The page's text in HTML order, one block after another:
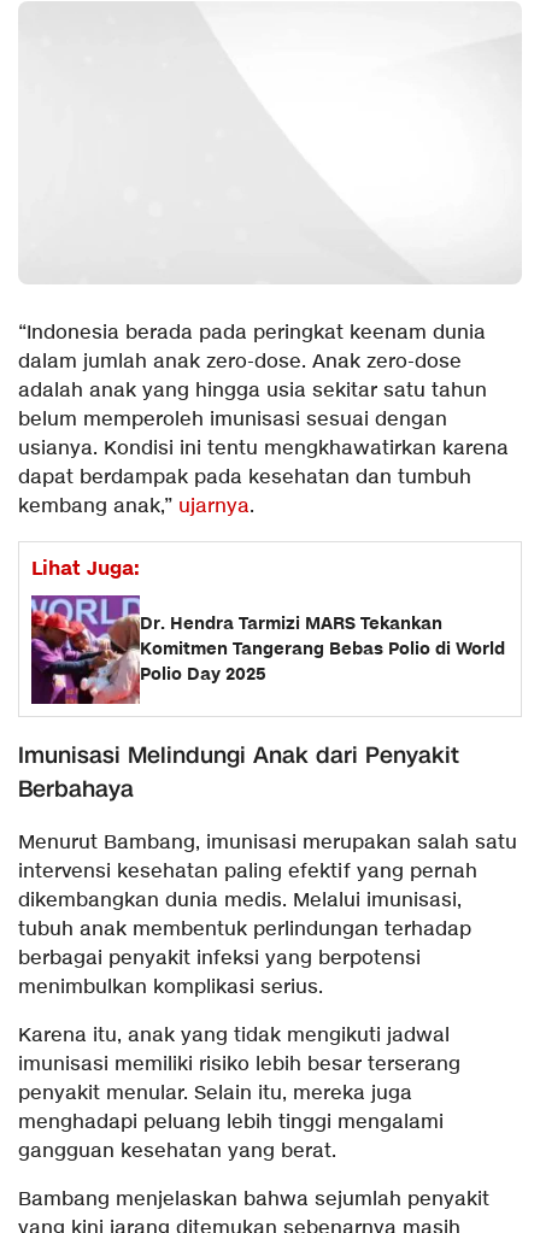
“Indonesia berada pada peringkat keenam dunia
dalam jumlah anak zero-dose. Anak zero-dose
adalah anak yang hingga usia sekitar satu tahun
belum memperoleh imunisasi sesuai dengan
usianya. Kondisi ini tentu mengkhawatirkan karena
dapat berdampak pada kesehatan dan tumbuh
kembang anak,” ujarnya.
Lihat Juga:
Dr. Hendra Tarmizi MARS Tekankan
Komitmen Tangerang Bebas Polio di World
Polio Day 2025
Imunisasi Melindungi Anak dari Penyakit
Berbahaya
Menurut Bambang, imunisasi merupakan salah satu
intervensi kesehatan paling efektif yang pernah
dikembangkan dunia medis. Melalui imunisasi,
tubuh anak membentuk perlindungan terhadap
berbagai penyakit infeksi yang berpotensi
menimbulkan komplikasi serius.
Karena itu, anak yang tidak mengikuti jadwal
imunisasi memiliki risiko lebih besar terserang
penyakit menular. Selain itu, mereka juga
menghadapi peluang lebih tinggi mengalami
gangguan kesehatan yang berat.
Bambang menjelaskan bahwa sejumlah penyakit